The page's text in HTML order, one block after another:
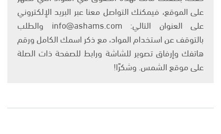
على الموقع، فيمكنك التواصل معنا عبر البريد الإلكتروني
على العنوان التالي: info@ashams.com والطلب
بالتوقف عن استخدام المواد، مع ذكر اسمك الكامل ورقم
هاتفك وإرفاق تصوير للشاشة ورابط للصفحة ذات الصلة
على موقع الشمس. وشكرًا!